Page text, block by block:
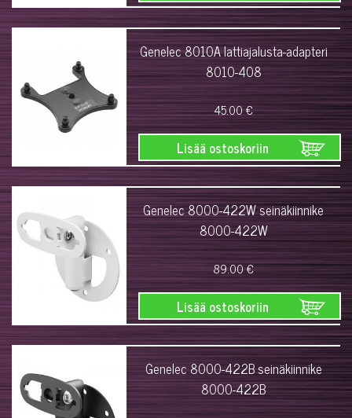
Genelec 8010A lattiajalusta-adapteri
8010-408
45.00 €
Lisää ostoskoriin
Genelec 8000-422W seinäkiinnike
8000-422W
89.00 €
Lisää ostoskoriin
Genelec 8000-422B seinäkiinnike
8000-422B